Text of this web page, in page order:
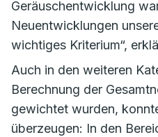
Geräuschentwicklung
Neuentwicklungen
wichtiges Kriterium“,
Auch in den weiteren
Berechnung der
gewichtet wurden,
überzeugen: In den